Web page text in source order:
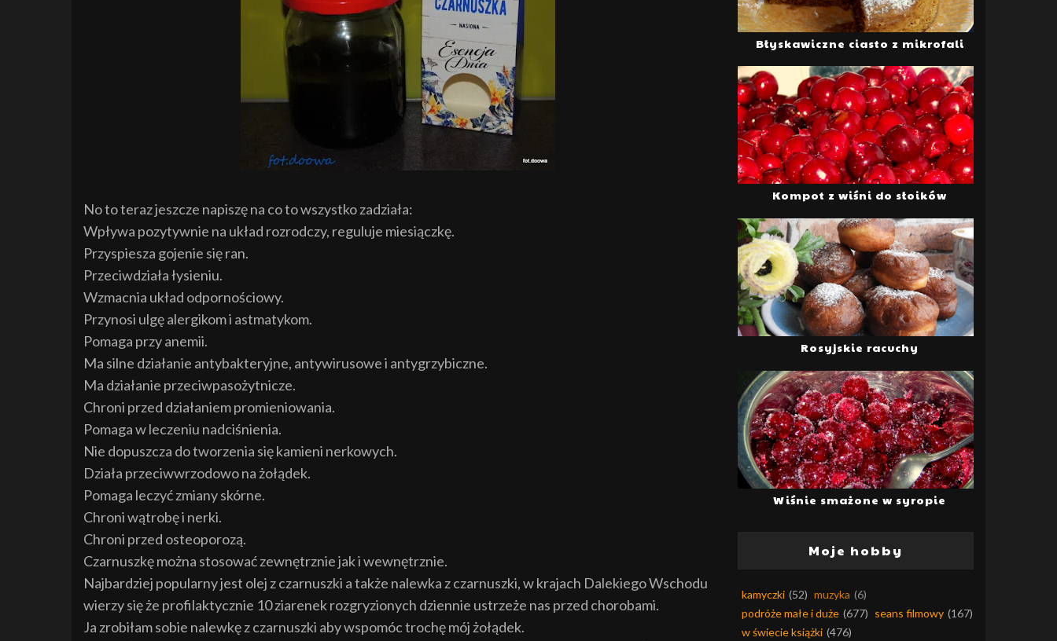
No to teraz jeszcze napiszę na co to wszystko zadziała:
Wpływa pozytywnie na układ rozrodczy, reguluje miesiączkę.
Przyspiesza gojenie się ran.
Przeciwdziała łysieniu.
Wzmacnia układ odpornościowy.
Przynosi ulgę alergikom i astmatykom.
Pomaga przy anemii.
Ma silne działanie antybakteryjne, antywirusowe i antygrzybiczne.
Ma działanie przeciwpasożytnicze.
Chroni przed działaniem promieniowania.
Pomaga w leczeniu nadciśnienia.
Nie dopuszcza do tworzenia się kamieni nerkowych.
Działa przeciwwrzodowo na żołądek.
Pomaga leczyć zmiany skórne.
Chroni wątrobę i nerki.
Chroni przed osteoporozą.
Czarnuszkę można stosować zewnętrznie jak i wewnętrznie.
Najbardziej popularny jest olej z czarnuszki a także nalewka z czarnuszki, w krajach Dalekiego Wschodu
wierzy się że profilaktycznie 10 ziarenek rozgryzionych dziennie ustrzeże nas przed chorobami.
Ja zrobiłam sobie nalewkę z czarnuszki aby wspomóc trochę mój żołądek.
Błyskawiczne ciasto z mikrofali
Kompot z wiśni do słoików
Rosyjskie racuchy
Wiśnie smażone w syropie
Moje hobby
kamyczki (52) muzyka (6)
podróże małe i duże (677) seans filmowy (167)
w świecie książki (476)